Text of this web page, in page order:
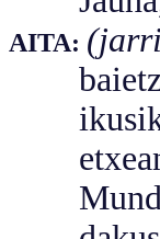
AITA:
baietz
ikusiko
etxean
Mundu